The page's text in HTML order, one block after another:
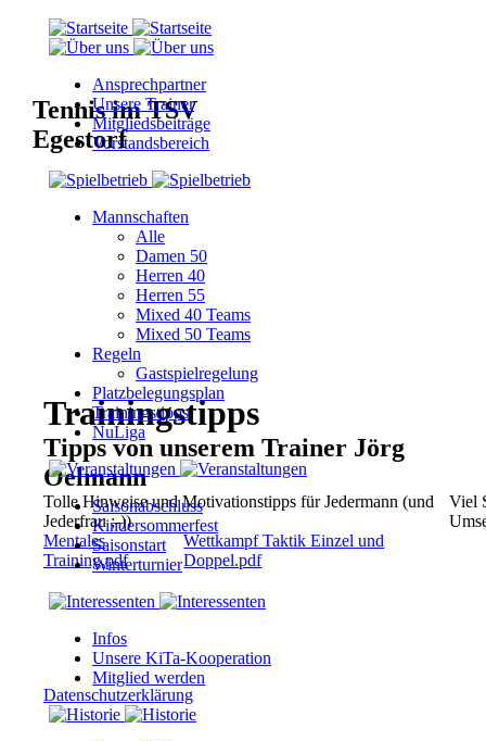
Datenschutzerklärung
Tennis im TSV
Egestorf
Trainingstipps
Tipps von unserem Trainer Jörg
Oelmann
Tolle Hinweise und Motivationstipps für Jedermann (und
Jederfrau ;-))
Viel
Mentales
Training.pdf
Wettkampf Taktik Einzel und
Doppel.pdf
Ansprechpartner
Unsere Trainer
Mitgliedsbeiträge
Vorstandsbereich
Mannschaften
Alle
Damen 50
Herren 40
Herren 55
Mixed 40 Teams
Mixed 50 Teams
Regeln
Gastspielregelung
Platzbelegungsplan
Trainingstipps
NuLiga
Saisonabschluss
Kindersommerfest
Saisonstart
Winterturnier
Infos
Unsere KiTa-Kooperation
Mitglied werden